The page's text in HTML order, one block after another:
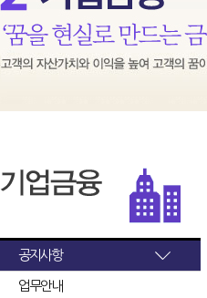
공지사항
업무안내